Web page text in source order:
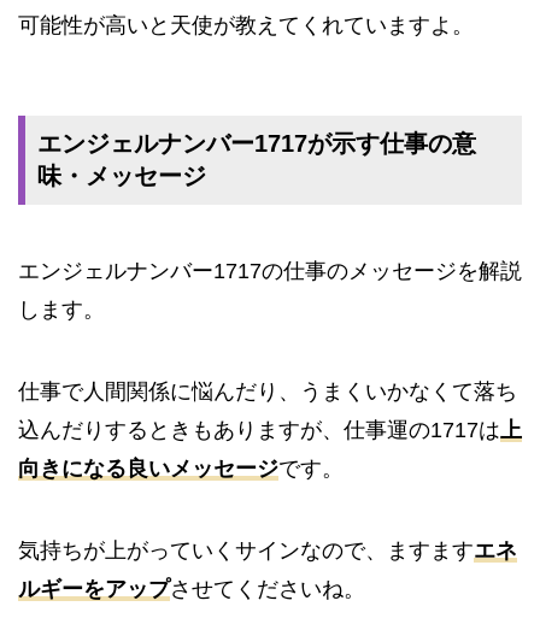
可能性が高いと天使が教えてくれていますよ。
エンジェルナンバー1717が示す仕事の意
味・メッセージ
エンジェルナンバー1717の仕事のメッセージを解説
します。
仕事で人間関係に悩んだり、うまくいかなくて落ち
込んだりするときもありますが、仕事運の1717は 上
向きになる良いメッセージです。
気持ちが上がっていくサインなので、ますますエネ
ルギーをアップさせてくださいね。